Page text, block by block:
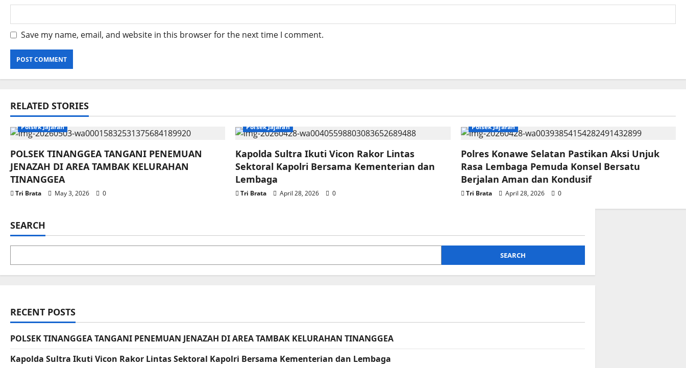
Save my name, email, and website in this browser for the next time I comment.
RELATED STORIES
Polsek Jajaran
POLSEK TINANGGEA TANGANI PENEMUAN
JENAZAH DI AREA TAMBAK KELURAHAN
TINANGGEA
Tri Brata May 3, 2026 0
Polsek Jajaran
Kapolda Sultra Ikuti Vicon Rakor Lintas
Sektoral Kapolri Bersama Kementerian dan
Lembaga
Tri Brata April 28, 2026 0
Polsek Jajaran
Polres Konawe Selatan Pastikan Aksi Unjuk
Rasa Lembaga Pemuda Konsel Bersatu
Berjalan Aman dan Kondusif
Tri Brata April 28, 2026 0
SEARCH
SEARCH
RECENT POSTS
POLSEK TINANGGEA TANGANI PENEMUAN JENAZAH DI AREA TAMBAK KELURAHAN TINANGGEA
Kapolda Sultra Ikuti Vicon Rakor Lintas Sektoral Kapolri Bersama Kementerian dan Lembaga